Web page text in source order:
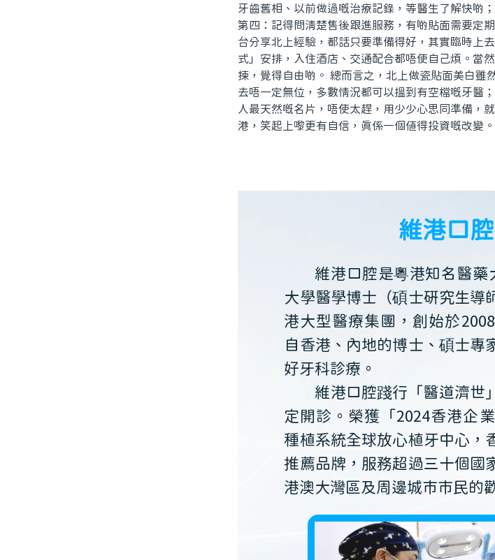
牙齒舊相、以前做過嘅治療記錄，等醫生了解快啲
第四：記得問清楚售後跟進服務，有啲貼面需要定
台分享北上經驗，都話只要準備得好，其實臨時上
式」安排，入住酒店、交通配合都唔使自己煩。當
揀，覺得自由啲。 總而言之，北上做瓷貼面美白雖
去唔一定無位，多數情況都可以搵到有空檔嘅牙醫
人最天然嘅名片，唔使太趕，用少少心思同準備，
港，笑起上嚟更有自信，真係一個值得投資嘅改變。
維港口
維港口腔是粵港知名醫
大學醫學博士（碩士研究生導
港大型醫療集團，創始於
自香港、內地的博士、碩士專
好牙科診療。
維港口腔踐行「醫道濟世
定開診。榮獲「2024香港企
種植系統全球放心植牙中心，
推薦品牌，服務超過三十個國
港澳大灣區及周邊城市市民的